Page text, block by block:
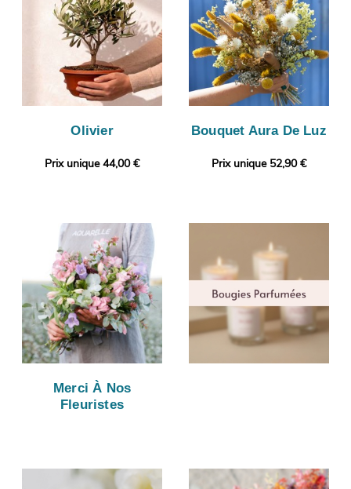
Olivier
Prix unique 44,00 €
Bouquet Aura De Luz
Prix unique 52,90 €
Merci À Nos
Fleuristes